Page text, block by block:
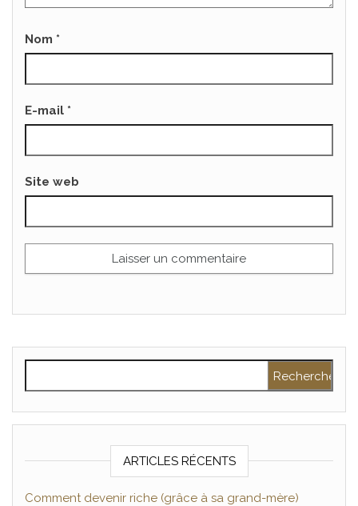
Nom *
E-mail *
Site web
ARTICLES RÉCENTS
Comment devenir riche (grâce à sa grand-mère)